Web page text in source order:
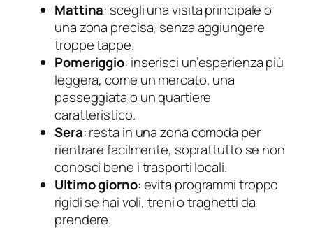
Mattina: scegli una visita principale o
una zona precisa, senza aggiungere
troppe tappe.
Pomeriggio: inserisci un’esperienza più
leggera, come un mercato, una
passeggiata o un quartiere
caratteristico.
Sera: resta in una zona comoda per
rientrare facilmente, soprattutto se non
conosci bene i trasporti locali.
Ultimo giorno: evita programmi troppo
rigidi se hai voli, treni o traghetti da
prendere.